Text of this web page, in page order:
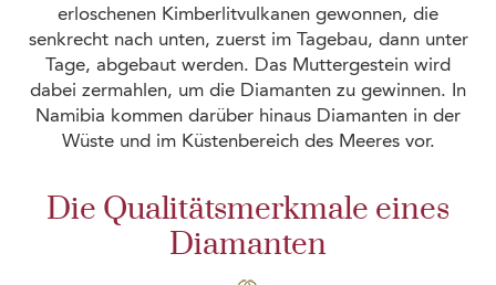
erloschenen Kimberlitvulkanen gewonnen, die
senkrecht nach unten, zuerst im Tagebau, dann unter
Tage, abgebaut werden. Das Muttergestein wird
dabei zermahlen, um die Diamanten zu gewinnen. In
Namibia kommen darüber hinaus Diamanten in der
Wüste und im Küstenbereich des Meeres vor.
Die Qualitätsmerkmale eines
Diamanten